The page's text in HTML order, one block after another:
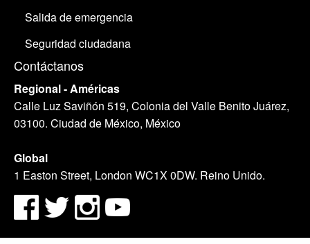
Salida de emergencia
Seguridad ciudadana
Contáctanos
Regional - Américas
Calle Luz Saviñón 519, Colonia del Valle Benito Juárez,
03100. Ciudad de México, México
Global
1 Easton Street, London WC1X 0DW. Reino Unido.